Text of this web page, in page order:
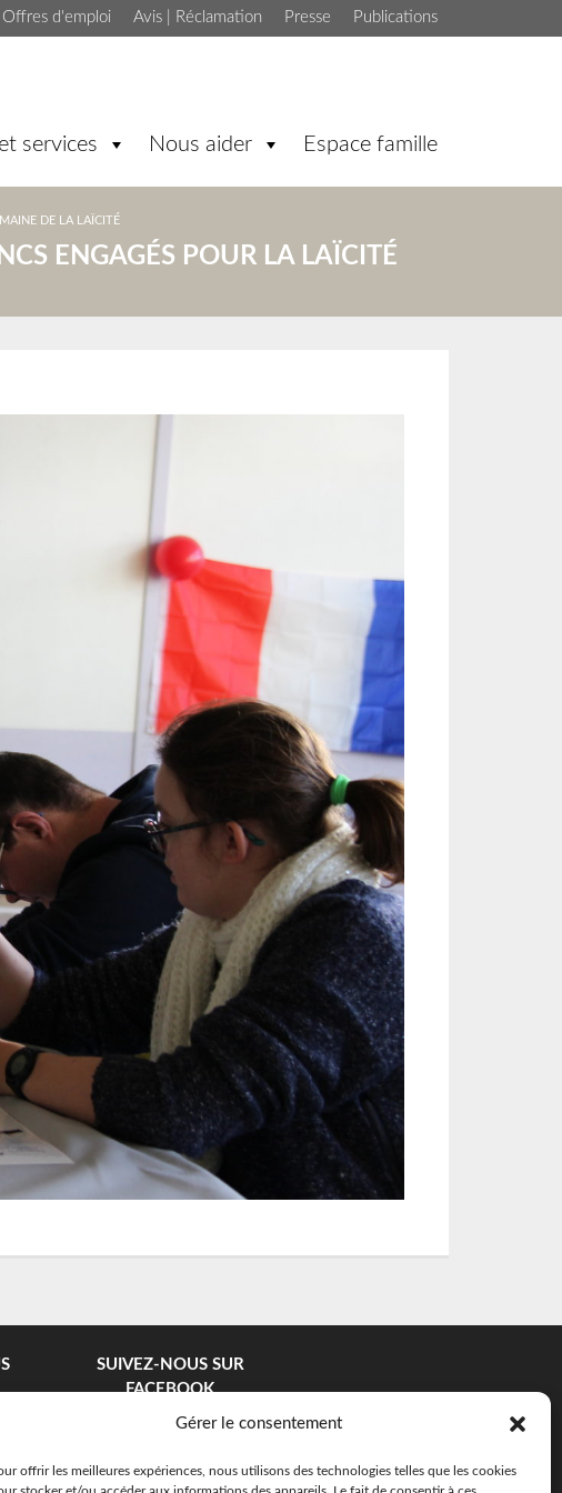
Gérer le consentement
offrir les meilleures expériences, nous utilisons des technologies telles que les cookies
Publications
Presse
Offres d'emploi Avis | Réclamation
services Nous aider Espace famille
DE LA LAÏCITÉ
ENGAGÉS POUR LA LAÏCITÉ
SUIVEZ-NOUS SUR
FACEBOOK